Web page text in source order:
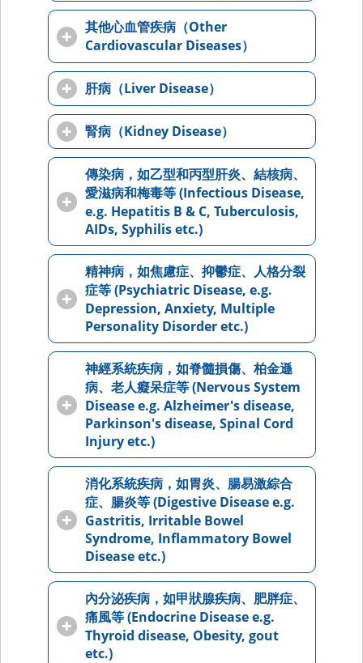
其他心血管疾病（Other
Cardiovascular Diseases）
肝病（Liver Disease）
腎病（Kidney Disease）
傳染病，如乙型和丙型肝炎、結核病、
愛滋病和梅毒等 (Infectious Disease,
e.g. Hepatitis B & C, Tuberculosis,
AIDs, Syphilis etc.)
精神病，如焦慮症、抑鬱症、人格分裂
症等 (Psychiatric Disease, e.g.
Depression, Anxiety, Multiple
Personality Disorder etc.)
神經系統疾病，如脊髓損傷、柏金遜
病、老人癡呆症等 (Nervous System
Disease e.g. Alzheimer's disease,
Parkinson's disease, Spinal Cord
Injury etc.)
消化系統疾病，如胃炎、腸易激綜合
症、腸炎等 (Digestive Disease e.g.
Gastritis, Irritable Bowel
Syndrome, Inflammatory Bowel
Disease etc.)
內分泌疾病，如甲狀腺疾病、肥胖症、
痛風等 (Endocrine Disease e.g.
Thyroid disease, Obesity, gout
etc.)